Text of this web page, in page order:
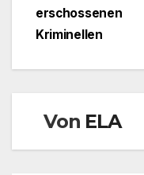
erschossenen
Kriminellen
Von ELA